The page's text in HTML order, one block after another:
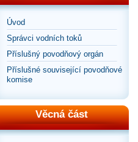
Úvod
Správci vodních toků
Příslušný povodňový orgán
Příslušné související povodňové
komise
Věcná část